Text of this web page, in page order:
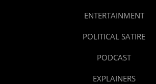
ENTERTAINMENT
POLITICAL SATIRE
PODCAST
EXPLAINERS